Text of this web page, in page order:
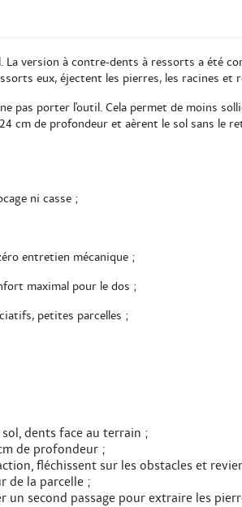
La version à contre-dents à ressorts a été
eux, éjectent les pierres, les racines et
pas porter l'outil. Cela permet de moins
cm de profondeur et aèrent le sol sans le
ni casse ;
entretien mécanique ;
maximal pour le dos ;
petites parcelles ;
dents face au terrain ;
de profondeur ;
fléchissent sur les obstacles et
de la parcelle ;
second passage pour extraire les